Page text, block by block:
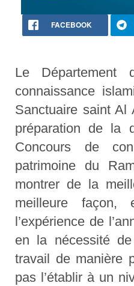
FACEBOOK
Le
connaissance
Sanctuaire saint
préparation de la
Concours de
patrimoine du
montrer de la
meilleure
l’expérience de
en la nécessité
travail de manière
pas l’établir à un